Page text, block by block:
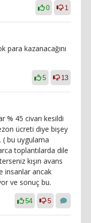
0 1
para kazanacağını
5 13
% 45 civarı kesildi
ücreti diye bişey
( bu uygulama
toplantılarda dile
kışın avans
insanlar ancak
ve sonuç bu.
54 5